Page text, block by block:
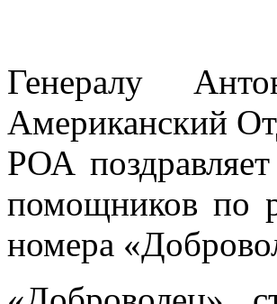
Генералу
Американский
РОА
помощников по
номера